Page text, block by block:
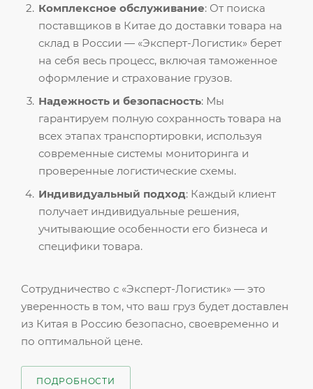
Комплексное обслуживание: От поиска
поставщиков в Китае до доставки товара на
склад в России — «Эксперт-Логистик» берет
на себя весь процесс, включая таможенное
оформление и страхование грузов.
Надежность и безопасность: Мы
гарантируем полную сохранность товара на
всех этапах транспортировки, используя
современные системы мониторинга и
проверенные логистические схемы.
Индивидуальный подход: Каждый клиент
получает индивидуальные решения,
учитывающие особенности его бизнеса и
специфики товара.
Сотрудничество с «Эксперт-Логистик» — это
уверенность в том, что ваш груз будет доставлен
из Китая в Россию безопасно, своевременно и
по оптимальной цене.
ПОДРОБНОСТИ